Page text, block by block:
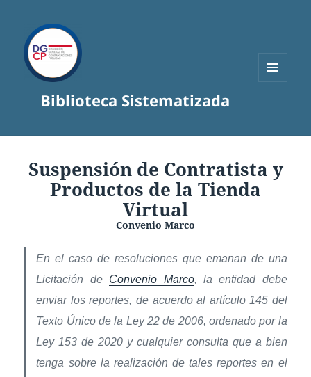
Biblioteca Sistematizada
Suspensión de Contratista y
Productos de la Tienda
Virtual
Convenio Marco
En el caso de resoluciones que emanan de una
Licitación de Convenio Marco, la entidad debe
enviar los reportes, de acuerdo al artículo 145 del
Texto Único de la Ley 22 de 2006, ordenado por la
Ley 153 de 2020 y cualquier consulta que a bien
tenga sobre la realización de tales reportes en el